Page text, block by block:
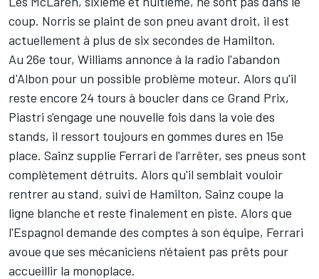
coup. Norris se plaint de son pneu avant droit, il est
actuellement à plus de six secondes de Hamilton.
Au 26e tour, Williams annonce à la radio l'abandon
d'Albon pour un possible problème moteur. Alors qu'il
reste encore 24 tours à boucler dans ce Grand Prix,
Piastri s'engage une nouvelle fois dans la voie des
stands, il ressort toujours en gommes dures en 15e
place. Sainz supplie Ferrari de l'arrêter, ses pneus sont
complètement détruits. Alors qu'il semblait vouloir
rentrer au stand, suivi de Hamilton, Sainz coupe la
ligne blanche et reste finalement en piste. Alors que
l'Espagnol demande des comptes à son équipe, Ferrari
avoue que ses mécaniciens n'étaient pas prêts pour
accueillir la monoplace.